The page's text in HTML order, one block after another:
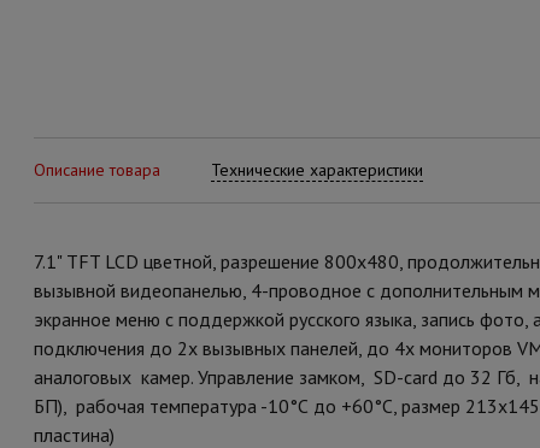
Описание товара Технические характеристики
7.1" TFT LCD цветной, разрешение 800x480,
вызывной видеопанелью, 4-проводное с дополнительным
экранное меню с поддержкой русского языка, запись
подключения до 2х вызывных панелей, до 4х мониторов
аналоговых камер. Управление замком, SD-card до 32 Гб,
БП), рабочая температура -10°С до +60°С, размер
пластина)